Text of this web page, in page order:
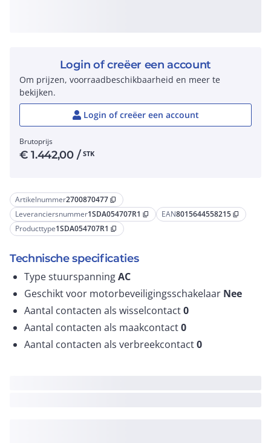
Artikelnummer2700870477 content_copy
Leveranciersnummer1SDA054707R1 content_copy EAN8015644558215 content_copy
Producttype1SDA054707R1 content_copy
Technische specificaties
Type stuurspanningAC
Geschikt voor motorbeveiligingsschakelaar Nee
Aantal contacten als wisselcontact0
Aantal contacten als maakcontact0
Aantal contacten als verbreekcontact0
Login of creëer een account
Om prijzen, voorraadbeschikbaarheid en meer te
bekijken.
Login of creëer een account
Brutoprijs
€1.442,00/ STK